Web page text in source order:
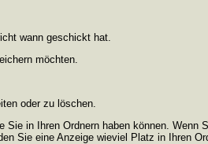
wann geschickt hat.
möchten.
oder zu löschen.
in Ihren Ordnern haben können. Wenn
Sie eine Anzeige wieviel Platz in Ihren